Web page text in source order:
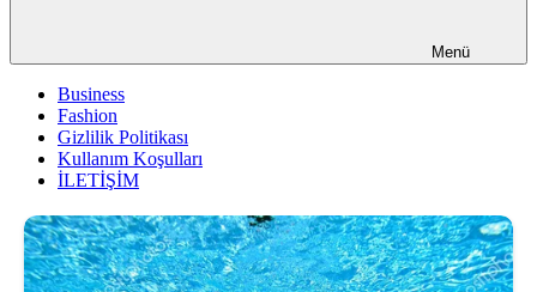
Menü
Business
Fashion
Gizlilik Politikası
Kullanım Koşulları
İLETİŞİM